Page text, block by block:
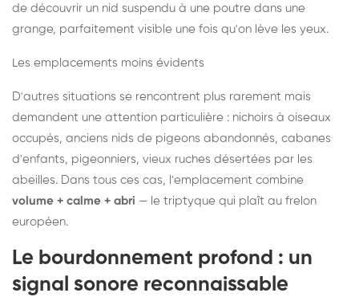
de découvrir un nid suspendu à une poutre dans une
grange, parfaitement visible une fois qu'on lève les yeux.
Les emplacements moins évidents
D'autres situations se rencontrent plus rarement mais
demandent une attention particulière : nichoirs à oiseaux
occupés, anciens nids de pigeons abandonnés, cabanes
d'enfants, pigeonniers, vieux ruches désertées par les
abeilles. Dans tous ces cas, l'emplacement combine
volume + calme + abri — le triptyque qui plaît au frelon
européen.
Le bourdonnement profond : un
signal sonore reconnaissable